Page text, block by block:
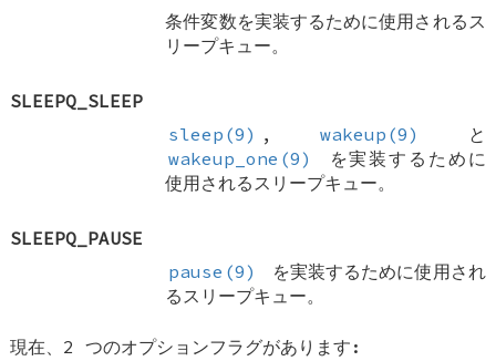
条件変数を実装するために使用されるス
リープキュー。
SLEEPQ_SLEEP
sleep(9) , wakeup(9)
と
wakeup_one(9)
を実装するために
使用されるスリープキュー。
SLEEPQ_PAUSE
pause(9)
を実装するために使用され
るスリープキュー。
現在、2 つのオプションフラグがあります: